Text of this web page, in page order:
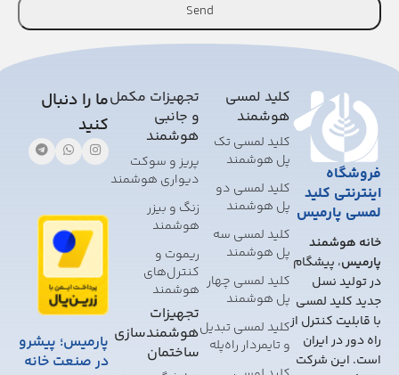
Send
This
should
be
left
blank
فروشگاه
اینترنتی کلید
لمسی پارمیس
خانه هوشمند
پارمیس، پیشگام
در تولید نسل
جدید کلید لمسی
با قابلیت کنترل از
راه دور در ایران
است. این شرکت
کلید لمسی
هوشمند
کلید لمسی تک
پل هوشمند
کلید لمسی دو
پل هوشمند
کلید لمسی سه
پل هوشمند
کلید لمسی چهار
پل هوشمند
کلید لمسی تبدیل
و تایمر‌دار راه‌پله
تجهیزات مکمل
و جانبی
هوشمند
پریز و سوکت
دیواری هوشمند
زنگ و بیزر
هوشمند
ریموت و
کنترل‌های
هوشمند
تجهیزات
هوشمندسازی
ساختمان
ما را دنبال
کنید
پارمیس؛ پیشرو
در صنعت خانه